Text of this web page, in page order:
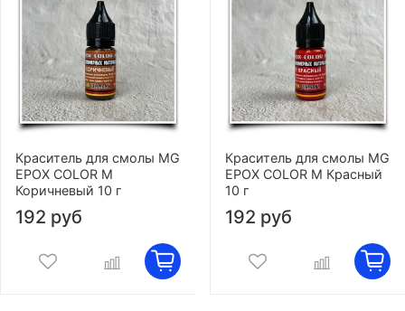
Краситель для смолы MG
EPOX COLOR M
Коричневый 10 г
192 руб
Краситель для смолы MG
EPOX COLOR M Красный
10 г
192 руб